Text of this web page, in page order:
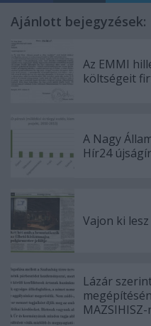
Ajánlott bejegyzések:
Az EMMI
költségeit
A Nagy
Hír24
Vajon ki
Lázár